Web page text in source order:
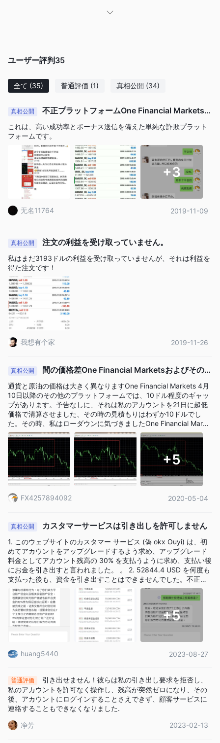
本社を置くオンライン外国為替および CFDS ブローカーです。
mt4/5 取引プラットフォームを通じて、外国為替、商品、指数、
株式、CFD を含む幅広い取引可能な商品へのアクセスを提供しま
す。会社は現在英国金融行為監視機構 (FCA) の監督下にあ
り、規制番号 466201。
次の記事では、このブローカーの特徴をさまざまな側面から分析
し、シンプルで整理された情報を提供します。ご興味がございま
したら、ぜひお読みください。記事の最後には、ブローカーの特
徴が一目で理解できるよう、簡単に結論も示します。
One Financial Marketsは、英国金融行為監視機構（fca）の規制
を受けていること、幅広い取引可能な商品を提供していること、
mt4やmt5を含む複数の取引プラットフォームを提供しているこ
となど、いくつかの利点があります。また、競争力のあるスプレ
ッドとレバレッジのオプションだけでなく、トレーダー向けの専
用の顧客サポートと教育リソースも提供します。
ただし、この会社に関連した出金問題や詐欺の報告があるため、
検討し、関連するリスクを検討してから取引を行う必要がありま
代わりのブローカーはたくさんあります One Financial Markets
トレーダーの特定のニーズや好みに応じて異なります。一般的な
オプションには次のようなものがあります。
FXCM -初心者と上級トレーダーの両方に適した、幅広い取引手
段とプラットフォームを備えた、確立された評判の良いブローカ
ーです。
CMC市場 -幅広い取引可能な商品、高度な取引ツール、包括的
なリサーチを提供する信頼できるブローカーであり、あらゆるレ
ベルのトレーダーにとって良い選択肢となっています。
せ、そこから利益を得る可能性があり、革新的なトレーディング
アプローチを求める人にとって魅力的な選択肢となっています。
最終的に、個人トレーダーにとって最適なブローカーは、そのト
レーダー特有の取引スタイル、好み、ニーズによって異なりま
す。
は One Financial Markets安全ですか、それとも詐欺で
すか？
One Financial Markets、 であること
英国金融行動監視機構
(FCA、ライセンス番号 466201) によって規制されてい
ます。有効なライセンスがあれば、一定レベルの信頼性と説明
保護や公正な取引慣行などの確立された基準に準拠して業務を行
うことが保証されます。ただし、トレーダーはブローカーと契約
する前に、デューデリジェンスを実施し、入手可能な情報を確認
し、自身のリスク許容度を検討することを常にお勧めします。
ユーザー評判 35
全て (35) 普通評価 (1) 真相公開 (34)
真相公開
不正プラットフォームOne Financial Markets詐
欺されたクライアントの資金。
これは、高い成功率とボーナス送信を備えた単純な詐欺プラット
フォームです。
+3
无名11764 2019-11-09
真相公開 注文の利益を受け取っていません。
私はまだ3193ドルの利益を受け取っていませんが、それは利益を
得た注文です！
我想有个家 2019-11-26
真相公開
間の価格差One Financial Marketsおよびその他
のプラットフォーム
通貨と原油の価格は大きく異なりますOne Financial Markets 4月
10日以降のその他のプラットフォームでは、10ドル程度のギャッ
プがあります。予告なしに、それは私のアカウントを21日に超低
価格で清算させました、その時の見積もりはわずか10ドルでし
た。その時、私はローダウンに気づきましたOne Financial Marke
tsローソク足は他のプラットフォームのものと同じだったので。
+5
FX4257894092 2020-05-04
真相公開 カスタマーサービスは引き出しを許可しません
1. このウェブサイトのカスタマー サービス (偽 okx Ouyi) は、初
めてアカウントをアップグレードするよう求め、アップグレード
料金としてアカウント残高の 30% を支払うように求め、支払い後
にお金を引き出すと言われました。 。 2. 52844.4 USD を何度も
支払った後も、資金を引き出すことはできませんでした。不正な
マネーロンダリングの名の下に、私の口座は凍結され、私の口座
に問題がないことを証明するために、さらに口座残高の 12% を支
払うよう要求されました。引き出しをしました。昨日、5026.71
USTDを支払いました。考えれば考えるほど、私は間違っていま
す。
+5
huang5440 2023-08-27
普通評価
引き出せません！彼らは私の引き出し要求を拒否し、
私のアカウントを許可なく操作し、残高が突然ゼロになり、その
後、アカウントにログインすることさえできず、顧客サービスに
連絡することもできなくなりました.
净芳
2023-02-13